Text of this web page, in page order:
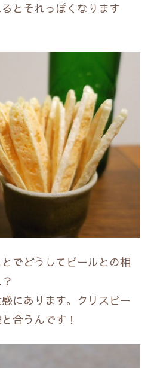
とそれっぽくなります
でどうしてビールとの相
にあります。クリスピー
合うんです！